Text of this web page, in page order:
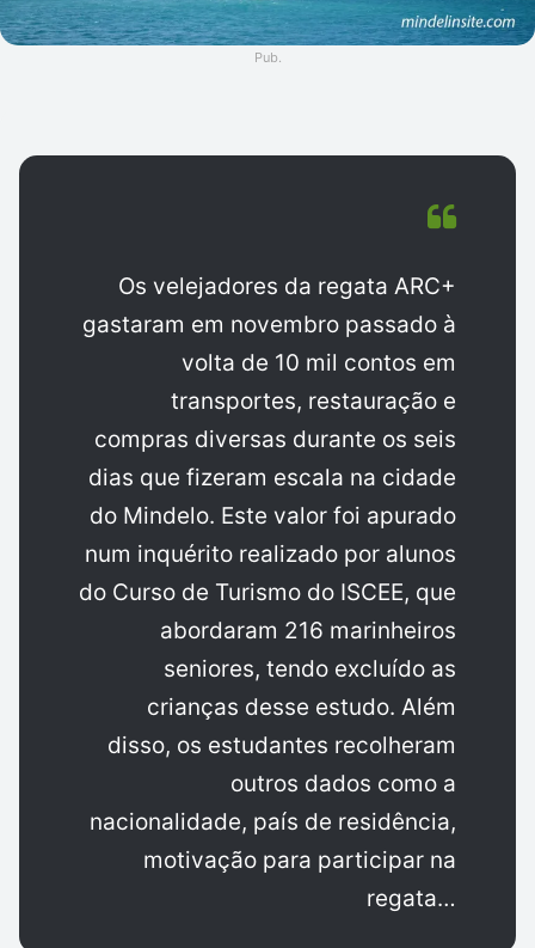
Pub.
Os velejadores da regata ARC+
gastaram em novembro passado à
volta de 10 mil contos em
transportes, restauração e
compras diversas durante os seis
dias que fizeram escala na cidade
do Mindelo. Este valor foi apurado
num inquérito realizado por alunos
do Curso de Turismo do ISCEE, que
abordaram 216 marinheiros
seniores, tendo excluído as
crianças desse estudo. Além
disso, os estudantes recolheram
outros dados como a
nacionalidade, país de residência,
motivação para participar na
regata…